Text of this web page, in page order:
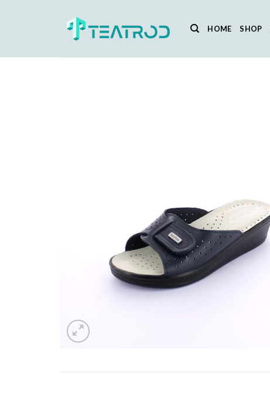
HOME SHOP